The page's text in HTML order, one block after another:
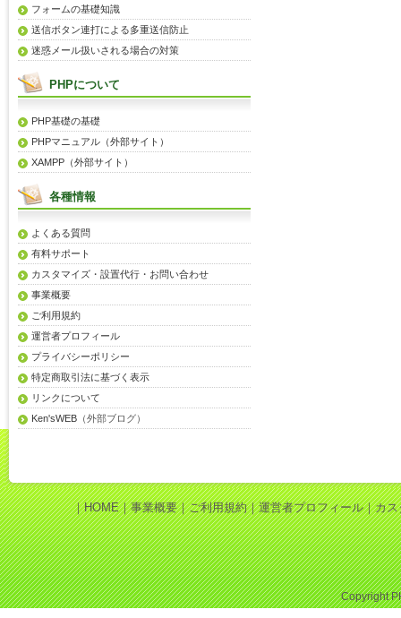
フォームの基礎知識
送信ボタン連打による多重送信防止
迷惑メール扱いされる場合の対策
PHPについて
PHP基礎の基礎
PHPマニュアル（外部サイト）
XAMPP（外部サイト）
各種情報
よくある質問
有料サポート
カスタマイズ・設置代行・お問い合わせ
事業概要
ご利用規約
運営者プロフィール
プライバシーポリシー
特定商取引法に基づく表示
リンクについて
Ken'sWEB （外部ブログ）
｜HOME｜事業概要｜ご利用規約｜運営者プロフィール｜カス
Copyright